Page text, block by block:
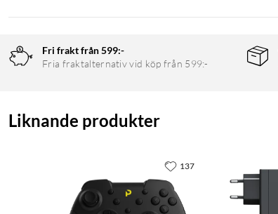
Fri frakt från 599:-
Fria fraktalternativ vid köp från 599:-
Liknande produkter
137